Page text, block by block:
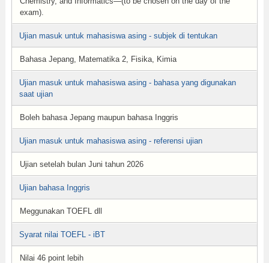
exam).
Ujian masuk untuk mahasiswa asing - subjek di tentukan
Bahasa Jepang, Matematika 2, Fisika, Kimia
Ujian masuk untuk mahasiswa asing - bahasa yang digunakan
saat ujian
Boleh bahasa Jepang maupun bahasa Inggris
Ujian masuk untuk mahasiswa asing - referensi ujian
Ujian setelah bulan Juni tahun 2026
Ujian bahasa Inggris
Meggunakan TOEFL dll
Syarat nilai TOEFL - iBT
Nilai 46 point lebih